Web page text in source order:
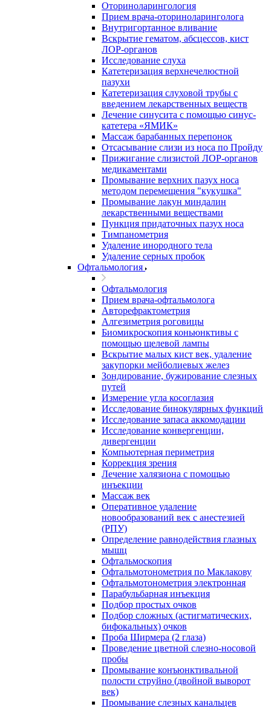
Оториноларингология
Прием врача-оториноларинголога
Внутригортанное вливание
Вскрытие гематом, абсцессов, кист
ЛОР-органов
Исследование слуха
Катетеризация верхнечелюстной
пазухи
Катетеризация слуховой трубы с
введением лекарственных веществ
Лечение синусита с помощью синус-
катетера «ЯМИК»
Массаж барабанных перепонок
Отсасывание слизи из носа по Пройду
Прижигание слизистой ЛОР-органов
медикаментами
Промывание верхних пазух носа
методом перемещения "кукушка"
Промывание лакун миндалин
лекарственными веществами
Пункция придаточных пазух носа
Тимпанометрия
Удаление инородного тела
Удаление серных пробок
Офтальмология
Офтальмология
Прием врача-офтальмолога
Авторефрактометрия
Алгезиметрия роговицы
Биомикроскопия коньюнктивы с
помощью щелевой лампы
Вскрытие малых кист век, удаление
закупорки мейболиевых желез
Зондирование, бужирование слезных
путей
Измерение угла косоглазия
Исследование бинокулярных функций
Исследование запаса аккомодации
Исследование конвергенции,
дивергенции
Компьютерная периметрия
Коррекция зрения
Лечение халязиона с помощью
инъекции
Массаж век
Оперативное удаление
новообразований век с анестезией
(РПУ)
Определение равнодействия глазных
мышц
Офтальмоскопия
Офтальмотонометрия по Маклакову
Офтальмотонометрия электронная
Парабульбарная инъекция
Подбор простых очков
Подбор сложных (астигматических,
бифокальных) очков
Проба Ширмера (2 глаза)
Проведение цветной слезно-носовой
пробы
Промывание конъюнктивальной
полости струйно (двойной выворот
век)
Промывание слезных канальцев